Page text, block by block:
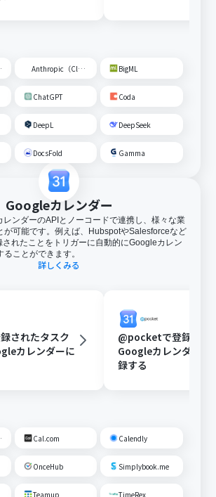
Anthropic（Claude） BigML
ChatGPT Coda
DeepL DeepSeek
DocsFold Gamma
Googleカレンダー
レンダーのAPIとノーコードで連携し、様々な業
が可能です。例えば、HubspotやSalesforceなど
されたことをトリガーに自動的にGoogleカレン
ことができます。
詳しくみる
されたタスク
カレンダーに
@pocketで登録され
Googleカレンダーに
録する
Cal.com Calendly
OnceHub Simplybook.me
Teamup TimeRex